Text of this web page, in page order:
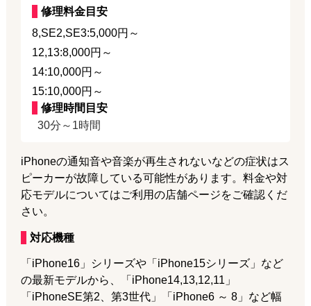
修理料金目安
8,SE2,SE3:5,000円～
12,13:8,000円～
14:10,000円～
15:10,000円～
修理時間目安
30分～1時間
iPhoneの通知音や音楽が再生されないなどの症状はス
ピーカーが故障している可能性があります。料金や対
応モデルについてはご利用の店舗ページをご確認くだ
さい。
対応機種
「iPhone16」シリーズや「iPhone15シリーズ」など
の最新モデルから、「iPhone14,13,12,11」
「iPhoneSE第2、第3世代」「iPhone6 ～ 8」など幅